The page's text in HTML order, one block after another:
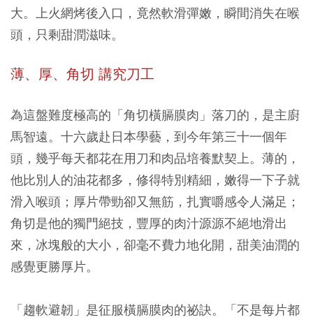
大。上火網烤後入口，竟然軟滑彈嫩，瞬間消失在喉
頭，只剩甜潤滋味。
薄、厚、角切 講究刀工
為這盤難度極高的「角切橫膈膜肉」落刀的，是主廚
馬智遠。十六歲赴日本學藝，到今年第三十一個年
頭，幾乎每天都花在用刀和肉品培養默契上。薄的，
他比別人的油花都多，修得特別精細，嫩得一下子就
滑入喉頭；厚片帶勁卻又無筋，扎實嚼感令人滿足；
角切是他的獨門絕技，豐厚的肉汁源源不絕地滑出
來，冰塊般的大小，卻毫不費力地化開，甜美油潤的
感覺更勝厚片。
「趨軟避韌」是征服橫膈膜肉的祕訣。「不是每片都